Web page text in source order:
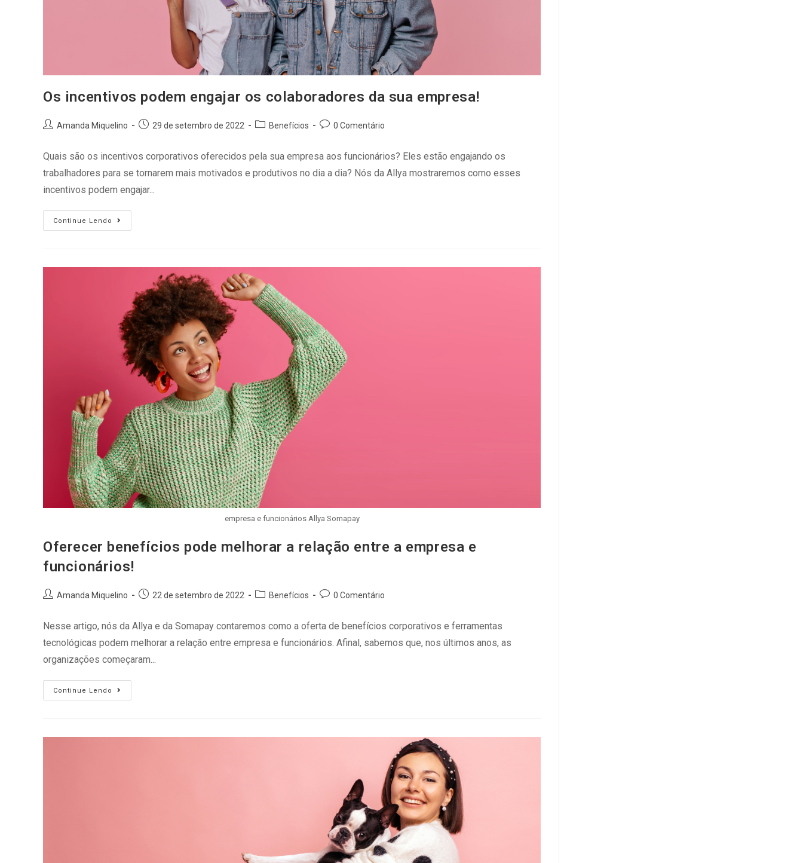
Os incentivos podem engajar os colaboradores da sua empresa!
Amanda Miquelino 29 de setembro de 2022 Benefícios 0 Comentário
Quais são os incentivos corporativos oferecidos pela sua empresa aos funcionários? Eles estão engajando os
trabalhadores para se tornarem mais motivados e produtivos no dia a dia? Nós da Allya mostraremos como esses
incentivos podem engajar...
Continue Lendo
empresa e funcionários Allya Somapay
Oferecer benefícios pode melhorar a relação entre a empresa e
funcionários!
Amanda Miquelino 22 de setembro de 2022 Benefícios 0 Comentário
Nesse artigo, nós da Allya e da Somapay contaremos como a oferta de benefícios corporativos e ferramentas
tecnológicas podem melhorar a relação entre empresa e funcionários. Afinal, sabemos que, nos últimos anos, as
organizações começaram...
Continue Lendo